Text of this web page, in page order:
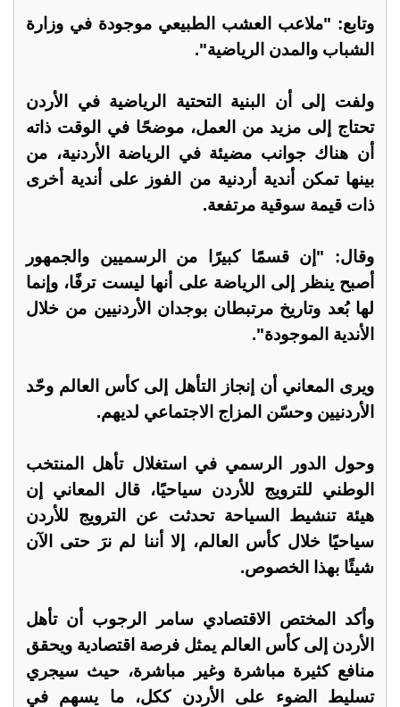
وتابع: "ملاعب العشب الطبيعي موجودة في وزارة
الشباب والمدن الرياضية".
ولفت إلى أن البنية التحتية الرياضية في الأردن
تحتاج إلى مزيد من العمل، موضحًا في الوقت ذاته
أن هناك جوانب مضيئة في الرياضة الأردنية، من
بينها تمكن أندية أردنية من الفوز على أندية أخرى
ذات قيمة سوقية مرتفعة.
وقال: "إن قسمًا كبيرًا من الرسميين والجمهور
أصبح ينظر إلى الرياضة على أنها ليست ترفًا، وإنما
لها بُعد وتاريخ مرتبطان بوجدان الأردنيين من خلال
الأندية الموجودة".
ويرى المعاني أن إنجاز التأهل إلى كأس العالم وحّد
الأردنيين وحسّن المزاج الاجتماعي لديهم.
وحول الدور الرسمي في استغلال تأهل المنتخب
الوطني للترويج للأردن سياحيًا، قال المعاني إن
هيئة تنشيط السياحة تحدثت عن الترويج للأردن
سياحيًا خلال كأس العالم، إلا أننا لم نرَ حتى الآن
شيئًا بهذا الخصوص.
وأكد المختص الاقتصادي سامر الرجوب أن تأهل
الأردن إلى كأس العالم يمثل فرصة اقتصادية ويحقق
منافع كثيرة مباشرة وغير مباشرة، حيث سيجري
تسليط الضوء على الأردن ككل، ما يسهم في